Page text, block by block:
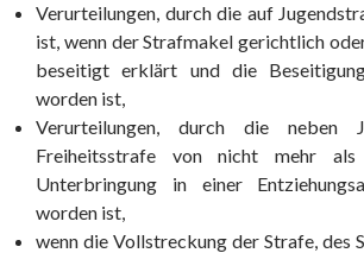
Verurteilungen, durch die auf
ist, wenn der Strafmakel gerichtlich
beseitigt erklärt und die
worden ist,
Verurteilungen, durch die neben
Freiheitsstrafe von nicht mehr
Unterbringung in einer
worden ist,
wenn die Vollstreckung der Strafe, des